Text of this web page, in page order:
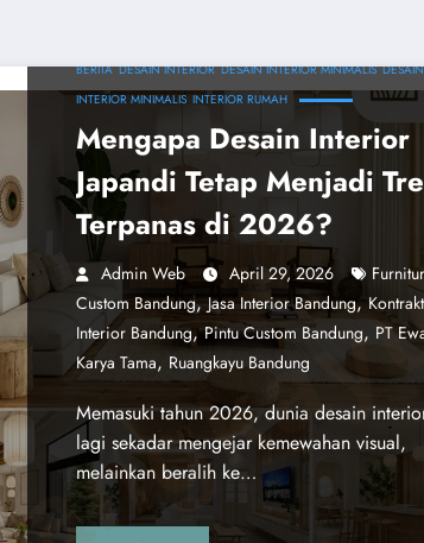
BERITA DESAIN INTERIOR DESAIN INTERIOR MINIMALIS
INTERIOR MINIMALIS INTERIOR RUMAH
Mengapa Desain Interior
Japandi Tetap Menjadi
Terpanas di 2026?
Admin Web April 29, 2026
Custom Bandung,Jasa Interior Bandung,
Interior Bandung,Pintu Custom Bandung, PT
Karya Tama, Ruangkayu Bandung
Memasuki tahun 2026, dunia desain
lagi sekadar mengejar kemewahan visual,
melainkan beralih ke…